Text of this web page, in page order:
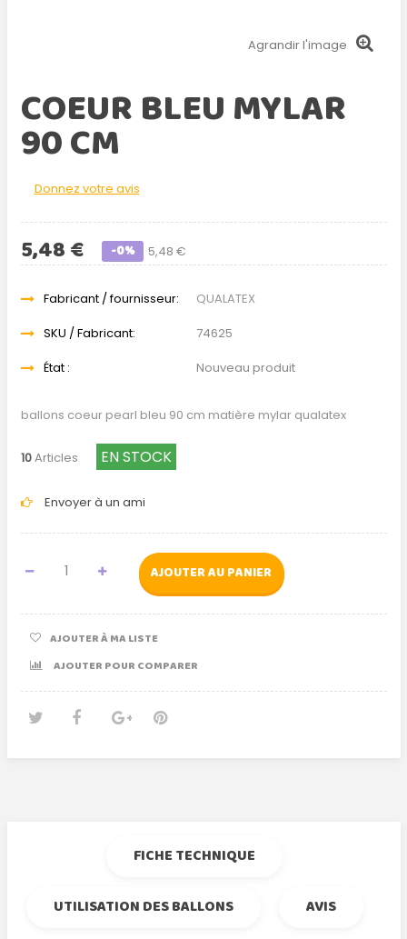
Agrandir l'image
COEUR BLEU MYLAR
90 CM
Donnez votre avis
5,48 €
5,48 € -0%
Fabricant / fournisseur:
QUALATEX
SKU / Fabricant:
74625
État :
Nouveau produit
ballons coeur pearl bleu 90 cm matière mylar qualatex
10Articles EN STOCK
Envoyer à un ami
AJOUTER AU PANIER
AJOUTER À MA LISTE
AJOUTER POUR COMPARER
FICHE TECHNIQUE
UTILISATION DES BALLONS
AVIS